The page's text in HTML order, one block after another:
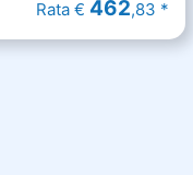
Rata € 462,83 *